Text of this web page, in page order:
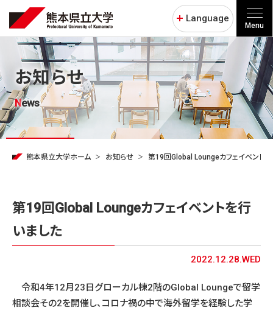
Language
Menu
お知らせ
News
熊本県立大学ホーム お知らせ 第19回Global Loungeカフェイベントを
第19回Global Loungeカフェイベントを行
いました
2022.12.28.WED
令和4年12月23日グローカル棟2階のGlobal Loungeで留学
相談会その2を開催し、コロナ禍の中で海外留学を経験した学